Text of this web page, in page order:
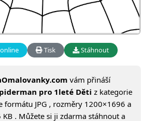
Tisk Stáhnout
vám přináší
pro 1leté Děti z kategorie
formátu JPG , rozměry 1200×1696 a
. Můžete si ji zdarma stáhnout a